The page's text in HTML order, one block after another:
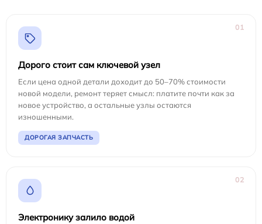
01
Дорого стоит сам ключевой узел
Если цена одной детали доходит до 50–70% стоимости
новой модели, ремонт теряет смысл: платите почти как за
новое устройство, а остальные узлы остаются
изношенными.
ДОРОГАЯ ЗАПЧАСТЬ
02
Электронику залило водой